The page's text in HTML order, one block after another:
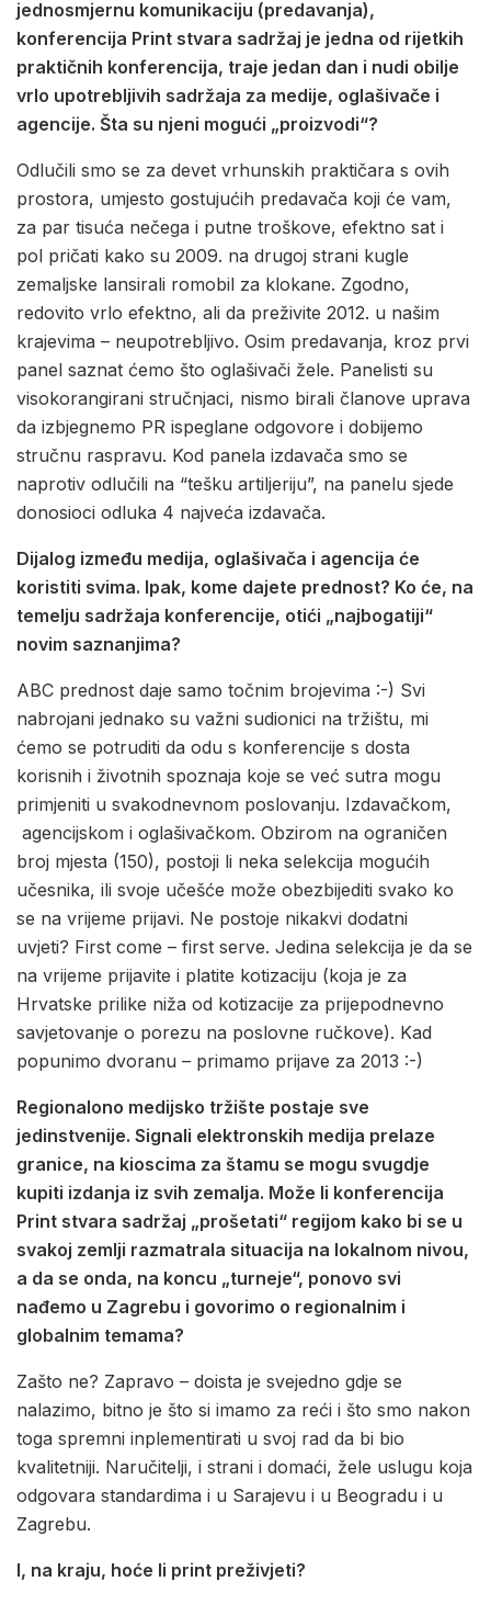
jednosmjernu komunikaciju (predavanja),
konferencija Print stvara sadržaj je jedna od rijetkih
praktičnih konferencija, traje jedan dan i nudi obilje
vrlo upotrebljivih sadržaja za medije, oglašivače i
agencije. Šta su njeni mogući „proizvodi“?
Odlučili smo se za devet vrhunskih praktičara s ovih
prostora, umjesto gostujućih predavača koji će vam,
za par tisuća nečega i putne troškove, efektno sat i
pol pričati kako su 2009. na drugoj strani kugle
zemaljske lansirali romobil za klokane. Zgodno,
redovito vrlo efektno, ali da preživite 2012. u našim
krajevima – neupotrebljivo. Osim predavanja, kroz prvi
panel saznat ćemo što oglašivači žele. Panelisti su
visokorangirani stručnjaci, nismo birali članove uprava
da izbjegnemo PR ispeglane odgovore i dobijemo
stručnu raspravu. Kod panela izdavača smo se
naprotiv odlučili na “tešku artiljeriju”, na panelu sjede
donosioci odluka 4 najveća izdavača.
Dijalog između medija, oglašivača i agencija će
koristiti svima. Ipak, kome dajete prednost? Ko će, na
temelju sadržaja konferencije, otići „najbogatiji“
novim saznanjima?
ABC prednost daje samo točnim brojevima :-) Svi
nabrojani jednako su važni sudionici na tržištu, mi
ćemo se potruditi da odu s konferencije s dosta
korisnih i životnih spoznaja koje se već sutra mogu
primjeniti u svakodnevnom poslovanju. Izdavačkom,
agencijskom i oglašivačkom. Obzirom na ograničen
broj mjesta (150), postoji li neka selekcija mogućih
učesnika, ili svoje učešće može obezbijediti svako ko
se na vrijeme prijavi. Ne postoje nikakvi dodatni
uvjeti? First come – first serve. Jedina selekcija je da se
na vrijeme prijavite i platite kotizaciju (koja je za
Hrvatske prilike niža od kotizacije za prijepodnevno
savjetovanje o porezu na poslovne ručkove). Kad
popunimo dvoranu – primamo prijave za 2013 :-)
Regionalono medijsko tržište postaje sve
jedinstvenije. Signali elektronskih medija prelaze
granice, na kioscima za štamu se mogu svugdje
kupiti izdanja iz svih zemalja. Može li konferencija
Print stvara sadržaj „prošetati“ regijom kako bi se u
svakoj zemlji razmatrala situacija na lokalnom nivou,
a da se onda, na koncu „turneje“, ponovo svi
nađemo u Zagrebu i govorimo o regionalnim i
globalnim temama?
Zašto ne? Zapravo – doista je svejedno gdje se
nalazimo, bitno je što si imamo za reći i što smo nakon
toga spremni inplementirati u svoj rad da bi bio
kvalitetniji. Naručitelji, i strani i domaći, žele uslugu koja
odgovara standardima i u Sarajevu i u Beogradu i u
Zagrebu.
I, na kraju, hoće li print preživjeti?